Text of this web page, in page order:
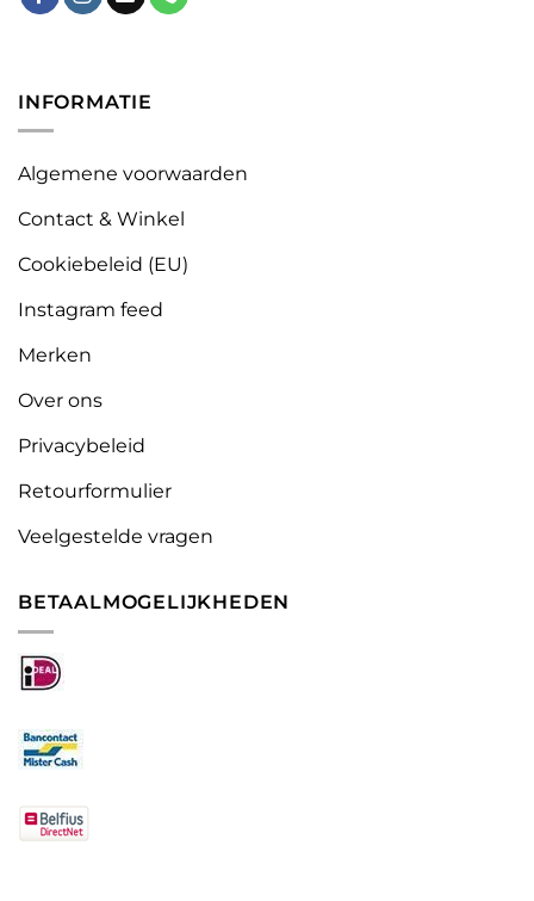
INFORMATIE
Algemene voorwaarden
Contact & Winkel
Cookiebeleid (EU)
Instagram feed
Merken
Over ons
Privacybeleid
Retourformulier
Veelgestelde vragen
BETAALMOGELIJKHEDEN